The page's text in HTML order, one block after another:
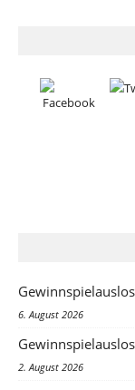
6. August 2026
2. August 2026